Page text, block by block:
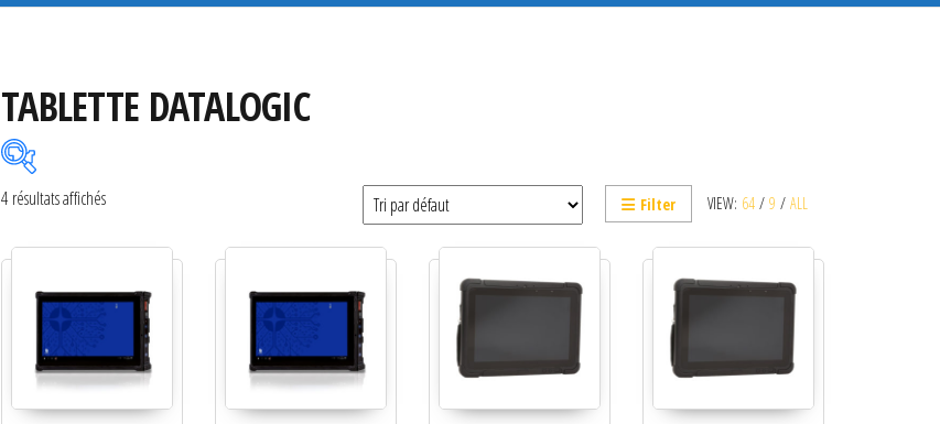
TABLETTE DATALOGIC
Etiquettes
Imprimantes
VIEW: 64 / 9 / ALL
Filter
4 résultats affichés